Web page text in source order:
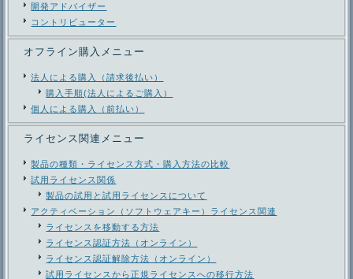
開発アドバイザー
コントリビューター
オフライン購入メニュー
法人による購入（請求後払い）
購入手順(法人によるご購入）
個人による購入（前払い）
ライセンス関連メニュー
製品の種類・ライセンス方式・購入方法の比較
試用ライセンス関係
製品の試用と試用ライセンスについて
アクティベーション（ソフトウェアキー）ライセンス関連
ライセンスを移動する方法
ライセンス認証方法（オンライン）
ライセンス認証解除方法（オンライン）
試用ライセンスから正規ライセンスへの移行方法